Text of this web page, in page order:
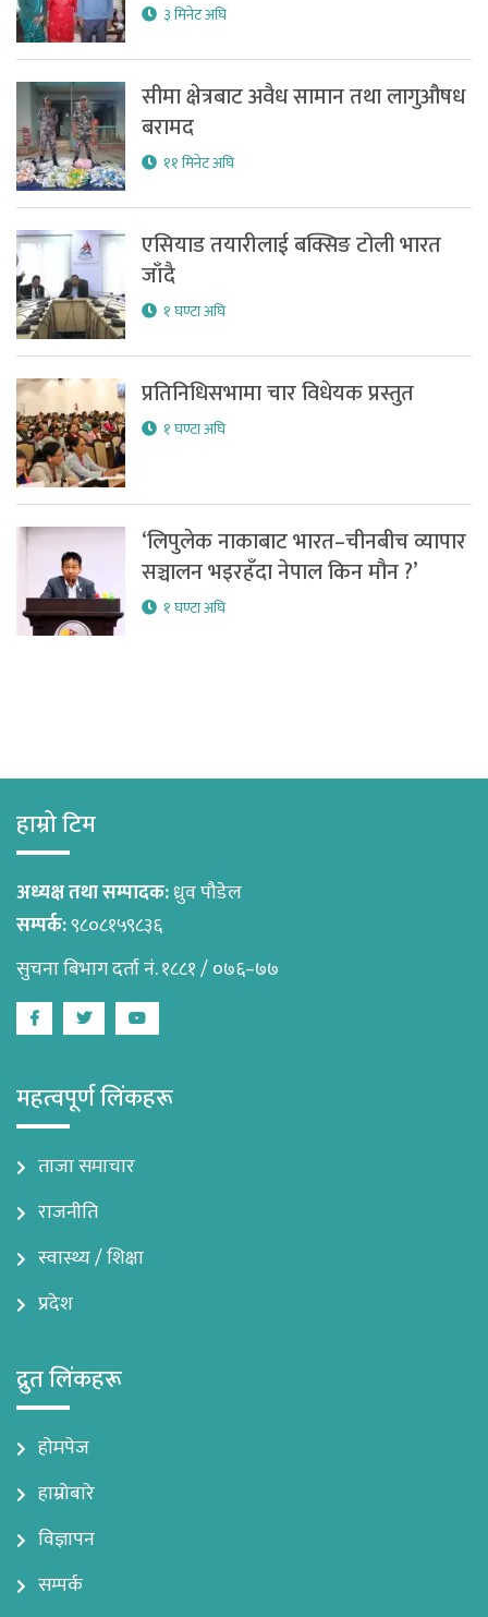
३ मिनेट अघि
सीमा क्षेत्रबाट अवैध सामान तथा लागुऔषध
बरामद
११ मिनेट अघि
एसियाड तयारीलाई बक्सिङ टोली भारत
जाँदै
१ घण्टा अघि
प्रतिनिधिसभामा चार विधेयक प्रस्तुत
१ घण्टा अघि
‘लिपुलेक नाकाबाट भारत–चीनबीच व्यापार
सञ्चालन भइरहँदा नेपाल किन मौन ?’
१ घण्टा अघि
हाम्रो टिम
अध्यक्ष तथा सम्पादक:ध्रुव पौडेल
सम्पर्क:९८०८१५९८३६
सुचना बिभाग दर्ता नं. १८८१ / ०७६–७७
FacebookTwitterYoutube
महत्वपूर्ण लिंकहरू
ताजा समाचार
राजनीति
स्वास्थ्य / शिक्षा
प्रदेश
द्रुत लिंकहरू
होमपेज
हाम्रोबारे
विज्ञापन
सम्पर्क